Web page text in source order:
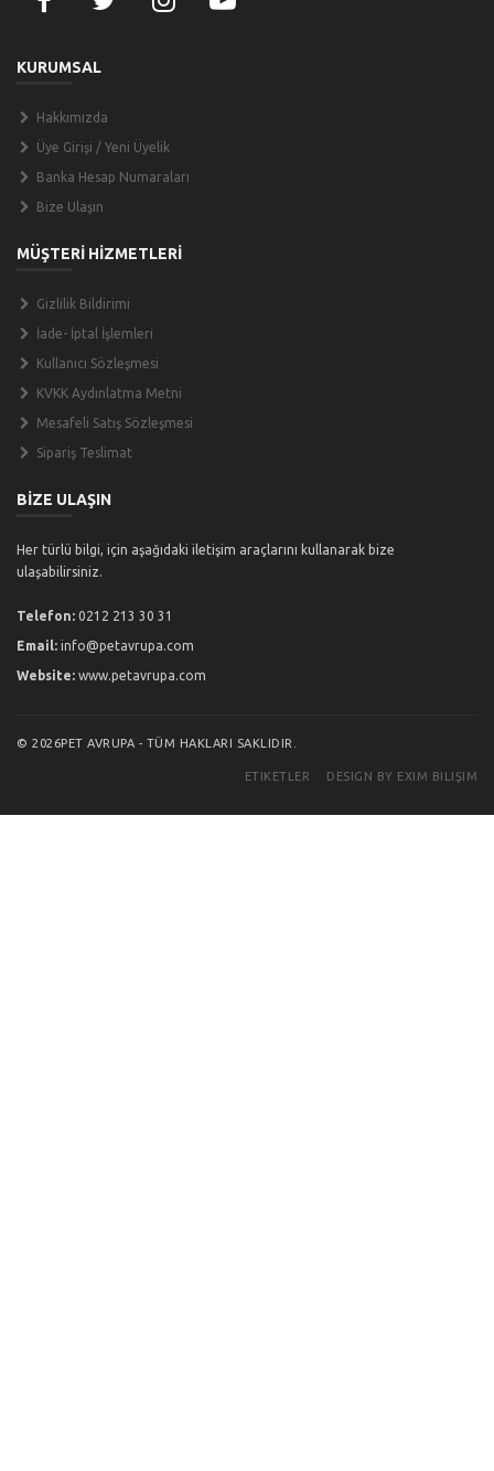
KURUMSAL
Hakkımızda
Üye Girişi / Yeni Üyelik
Banka Hesap Numaraları
Bize Ulaşın
MÜŞTERİ HİZMETLERİ
Gizlilik Bildirimi
İade- İptal İşlemleri
Kullanıcı Sözleşmesi
KVKK Aydınlatma Metni
Mesafeli Satış Sözleşmesi
Sipariş Teslimat
BİZE ULAŞIN
Her türlü bilgi, için aşağıdaki iletişim araçlarını kullanarak bize
ulaşabilirsiniz.
Telefon: 0212 213 30 31
Email: info@petavrupa.com
Website: www.petavrupa.com
© 2026PET AVRUPA - TÜM HAKLARI SAKLIDIR.
ETIKETLER DESIGN BY EXIM BILIŞIM